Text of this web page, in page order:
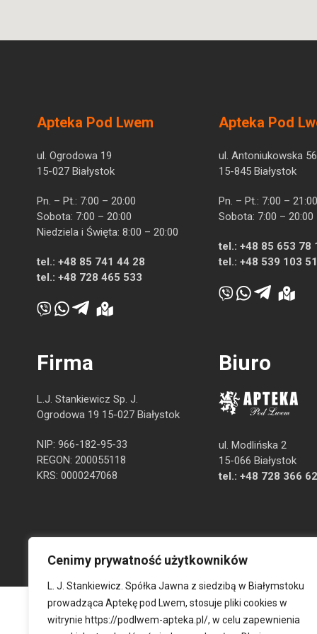
Cenimy prywatność użytkowników
L. J. Stankiewicz. Spółka Jawna z siedzibą w Białymstoku
prowadząca Aptekę pod Lwem, stosuje pliki cookies w
witrynie https://podlwem-apteka.pl/, w celu zapewnienia
Apteka Pod Lwem
ul. Ogrodowa 19
15-027 Białystok
Pn. – Pt.: 7:00 – 20:00
Sobota: 7:00 – 20:00
Niedziela i Święta: 8:00 – 20:00
tel.: +48 85 741 44 28
tel.: +48 728 465 533
Apteka Pod
ul. Antoniukowska 56
15-845 Białystok
Pn. – Pt.: 7:00 – 21:00
Sobota: 7:00 – 20:00
tel.: +48 85 653 78
tel.: +48 539 103
Firma
L.J. Stankiewicz Sp. J.
Ogrodowa 19 15-027 Białystok
NIP: 966-182-95-33
REGON: 200055118
KRS: 0000247068
Biuro
ul. Modlińska 2
15-066 Białystok
tel.: +48 728 366